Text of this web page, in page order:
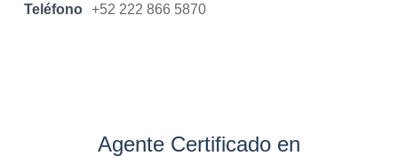
Teléfono +52 222 866 5870